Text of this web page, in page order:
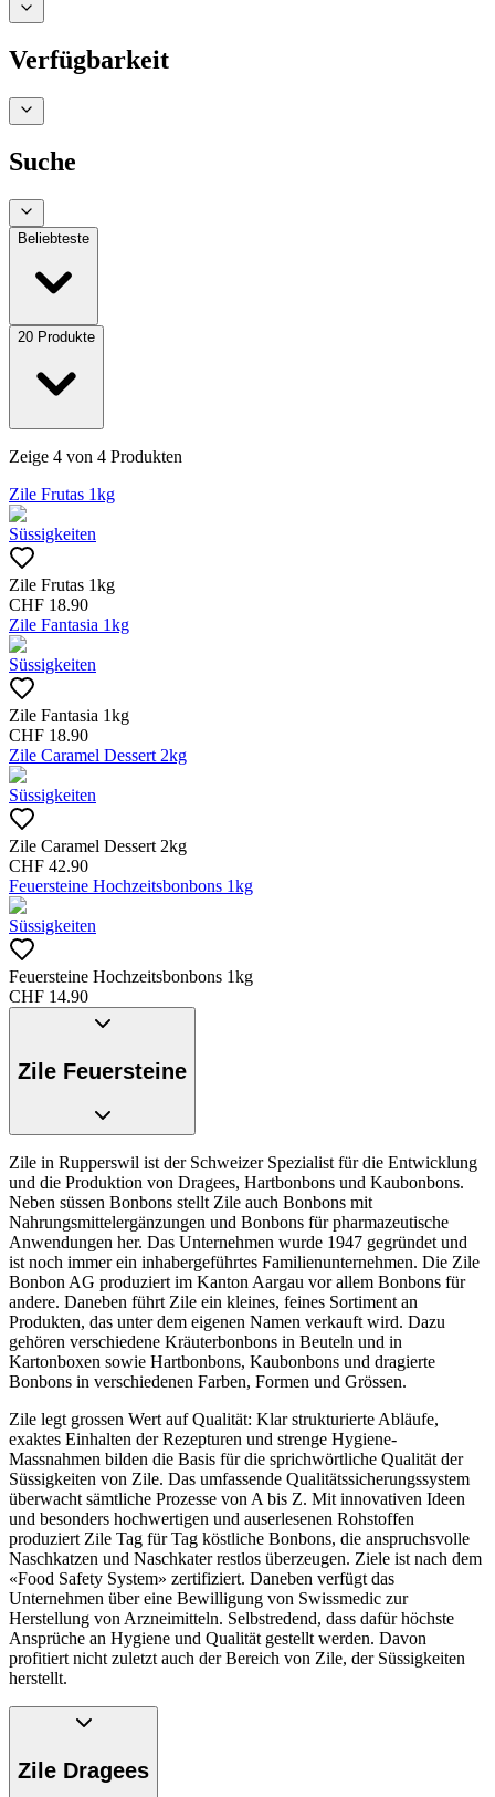
Verfügbarkeit
Suche
Beliebteste
20 Produkte
Zeige 4 von 4 Produkten
Zile Frutas 1kg
Süssigkeiten
Zile Frutas 1kg
CHF 18.90
Zile Fantasia 1kg
Süssigkeiten
Zile Fantasia 1kg
CHF 18.90
Zile Caramel Dessert 2kg
Süssigkeiten
Zile Caramel Dessert 2kg
CHF 42.90
Feuersteine Hochzeitsbonbons 1kg
Süssigkeiten
Feuersteine Hochzeitsbonbons 1kg
CHF 14.90
Zile Feuersteine
Zile in Rupperswil ist der Schweizer Spezialist für die Entwicklung
und die Produktion von Dragees, Hartbonbons und Kaubonbons.
Neben süssen Bonbons stellt Zile auch Bonbons mit
Nahrungsmittelergänzungen und Bonbons für pharmazeutische
Anwendungen her. Das Unternehmen wurde 1947 gegründet und
ist noch immer ein inhabergeführtes Familienunternehmen. Die Zile
Bonbon AG produziert im Kanton Aargau vor allem Bonbons für
andere. Daneben führt Zile ein kleines, feines Sortiment an
Produkten, das unter dem eigenen Namen verkauft wird. Dazu
gehören verschiedene Kräuterbonbons in Beuteln und in
Kartonboxen sowie Hartbonbons, Kaubonbons und dragierte
Bonbons in verschiedenen Farben, Formen und Grössen.
Zile legt grossen Wert auf Qualität: Klar strukturierte Abläufe,
exaktes Einhalten der Rezepturen und strenge Hygiene-
Massnahmen bilden die Basis für die sprichwörtliche Qualität der
Süssigkeiten von Zile. Das umfassende Qualitätssicherungssystem
überwacht sämtliche Prozesse von A bis Z. Mit innovativen Ideen
und besonders hochwertigen und auserlesenen Rohstoffen
produziert Zile Tag für Tag köstliche Bonbons, die anspruchsvolle
Naschkatzen und Naschkater restlos überzeugen. Ziele ist nach dem
«Food Safety System» zertifiziert. Daneben verfügt das
Unternehmen über eine Bewilligung von Swissmedic zur
Herstellung von Arzneimitteln. Selbstredend, dass dafür höchste
Ansprüche an Hygiene und Qualität gestellt werden. Davon
profitiert nicht zuletzt auch der Bereich von Zile, der Süssigkeiten
herstellt.
Zile Dragees